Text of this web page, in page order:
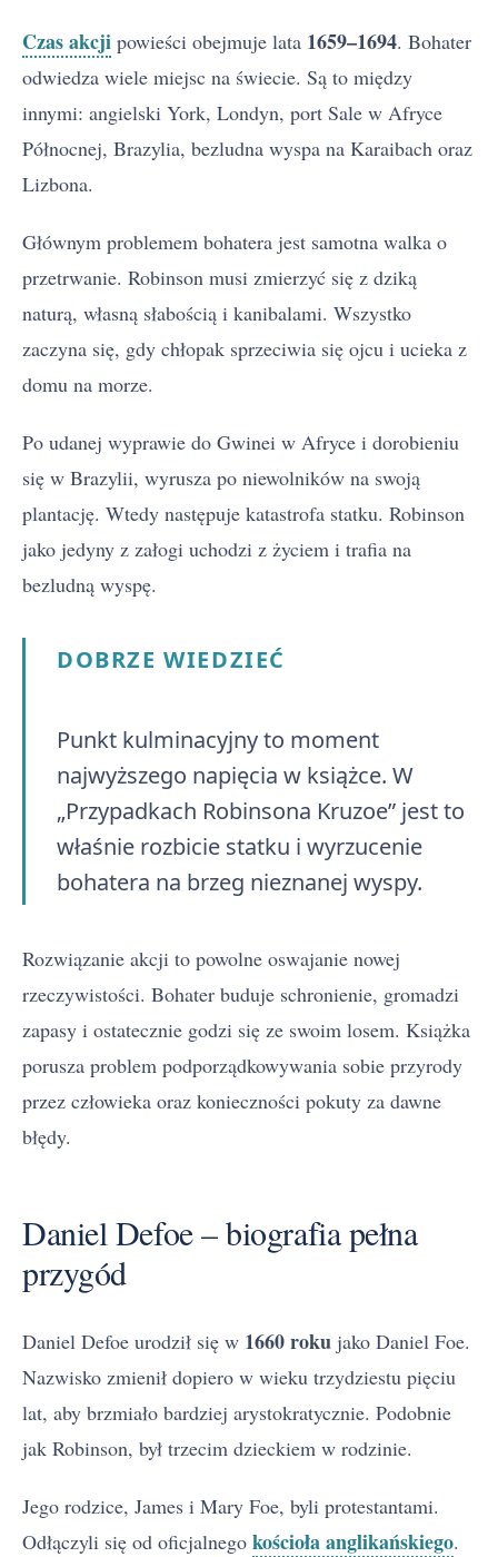
Czas akcji powieści obejmuje lata 1659–1694. Bohater
odwiedza wiele miejsc na świecie. Są to między
innymi: angielski York, Londyn, port Sale w Afryce
Północnej, Brazylia, bezludna wyspa na Karaibach oraz
Lizbona.
Głównym problemem bohatera jest samotna walka o
przetrwanie. Robinson musi zmierzyć się z dziką
naturą, własną słabością i kanibalami. Wszystko
zaczyna się, gdy chłopak sprzeciwia się ojcu i ucieka z
domu na morze.
Po udanej wyprawie do Gwinei w Afryce i dorobieniu
się w Brazylii, wyrusza po niewolników na swoją
plantację. Wtedy następuje katastrofa statku. Robinson
jako jedyny z załogi uchodzi z życiem i trafia na
bezludną wyspę.
DOBRZE WIEDZIEĆ
Punkt kulminacyjny to moment
najwyższego napięcia w książce. W
„Przypadkach Robinsona Kruzoe” jest to
właśnie rozbicie statku i wyrzucenie
bohatera na brzeg nieznanej wyspy.
Rozwiązanie akcji to powolne oswajanie nowej
rzeczywistości. Bohater buduje schronienie, gromadzi
zapasy i ostatecznie godzi się ze swoim losem. Książka
porusza problem podporządkowywania sobie przyrody
przez człowieka oraz konieczności pokuty za dawne
błędy.
Daniel Defoe – biografia pełna
przygód
Daniel Defoe urodził się w 1660 roku jako Daniel Foe.
Nazwisko zmienił dopiero w wieku trzydziestu pięciu
lat, aby brzmiało bardziej arystokratycznie. Podobnie
jak Robinson, był trzecim dzieckiem w rodzinie.
Jego rodzice, James i Mary Foe, byli protestantami.
Odłączyli się od oficjalnego kościoła anglikańskiego.